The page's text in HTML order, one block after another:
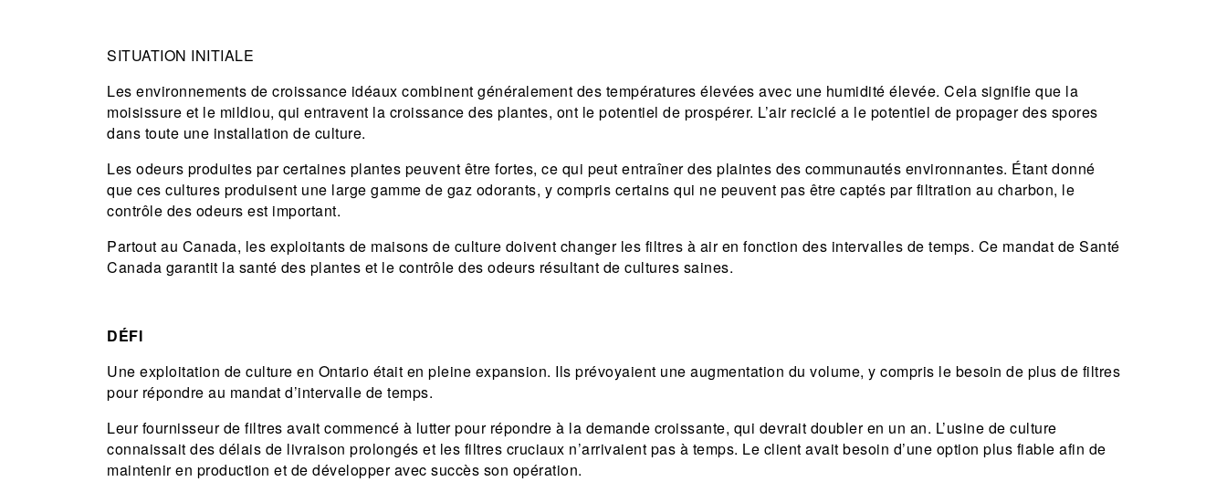
SITUATION INITIALE
Les environnements de croissance idéaux combinent généralement des températures élevées avec une humidité élevée. Cela signifie que la
moisissure et le mildiou, qui entravent la croissance des plantes, ont le potentiel de prospérer. L’air reciclé a le potentiel de propager des spores
dans toute une installation de culture.
Les odeurs produites par certaines plantes peuvent être fortes, ce qui peut entraîner des plaintes des communautés environnantes. Étant donné
que ces cultures produisent une large gamme de gaz odorants, y compris certains qui ne peuvent pas être captés par filtration au charbon, le
contrôle des odeurs est important.
Partout au Canada, les exploitants de maisons de culture doivent changer les filtres à air en fonction des intervalles de temps. Ce mandat de Santé
Canada garantit la santé des plantes et le contrôle des odeurs résultant de cultures saines.
DÉFI
Une exploitation de culture en Ontario était en pleine expansion. Ils prévoyaient une augmentation du volume, y compris le besoin de plus de filtres
pour répondre au mandat d’intervalle de temps.
Leur fournisseur de filtres avait commencé à lutter pour répondre à la demande croissante, qui devrait doubler en un an. L’usine de culture
connaissait des délais de livraison prolongés et les filtres cruciaux n’arrivaient pas à temps. Le client avait besoin d’une option plus fiable afin de
maintenir en production et de développer avec succès son opération.